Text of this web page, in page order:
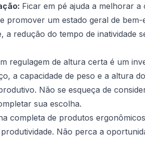
Ficar em pé ajuda a melhorar
promover um estado geral de
, a redução do tempo de inatividade
regulagem de altura certa é um
a capacidade de peso e a altura
Não se esqueça de
sua escolha.
completa de produtos
Não perca a